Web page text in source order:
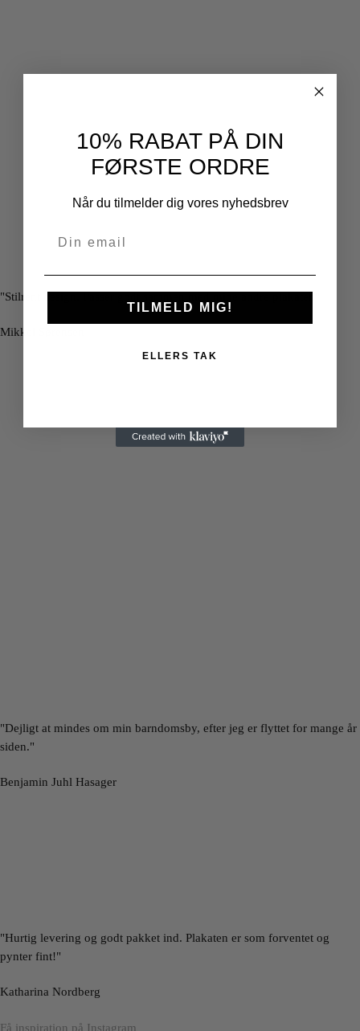
"Stilrent design. Passer godt sammen med mine andre plakater."
Mikkel Sørensen
"Dejligt at mindes om min barndomsby, efter jeg er flyttet for mange år
siden."
Benjamin Juhl Hasager
"Hurtig levering og godt pakket ind. Plakaten er som forventet og
pynter fint!"
Katharina Nordberg
Få inspiration på Instagram
10% RABAT PÅ DIN
FØRSTE ORDRE
Når du tilmelder dig vores nyhedsbrev
TILMELD MIG!
ELLERS TAK